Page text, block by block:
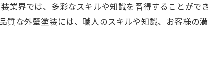
業界では、多彩なスキルや知識を習得することが
質な外壁塗装には、職人のスキルや知識、お客様の